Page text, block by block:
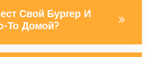
Свой Бургер И
То Домой?